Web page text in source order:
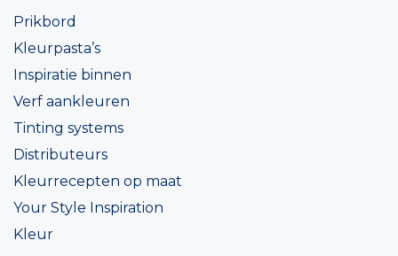
Prikbord
Kleurpasta’s
Inspiratie binnen
Verf aankleuren
Tinting systems
Distributeurs
Kleurrecepten op maat
Your Style Inspiration
Kleur